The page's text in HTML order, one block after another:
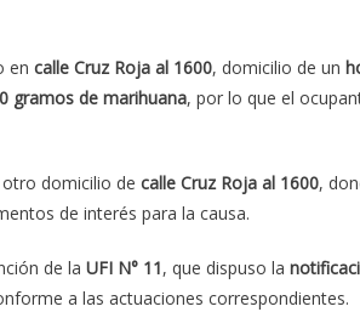
en calle Cruz Roja al 1600, domicilio de un
gramos de marihuana, por lo que el
domicilio de calle Cruz Roja al 1600,
de interés para la causa.
de la UFI N° 11, que dispuso la
a las actuaciones correspondientes.